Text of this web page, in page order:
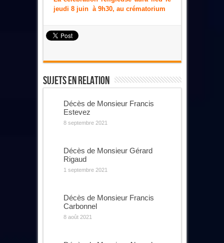
jeudi 8 juin à 9h30, au crématorium
Sujets En Relation
Décès de Monsieur Francis
Estevez
8 septembre 2021
Décès de Monsieur Gérard
Rigaud
1 septembre 2021
Décès de Monsieur Francis
Carbonnel
8 août 2021